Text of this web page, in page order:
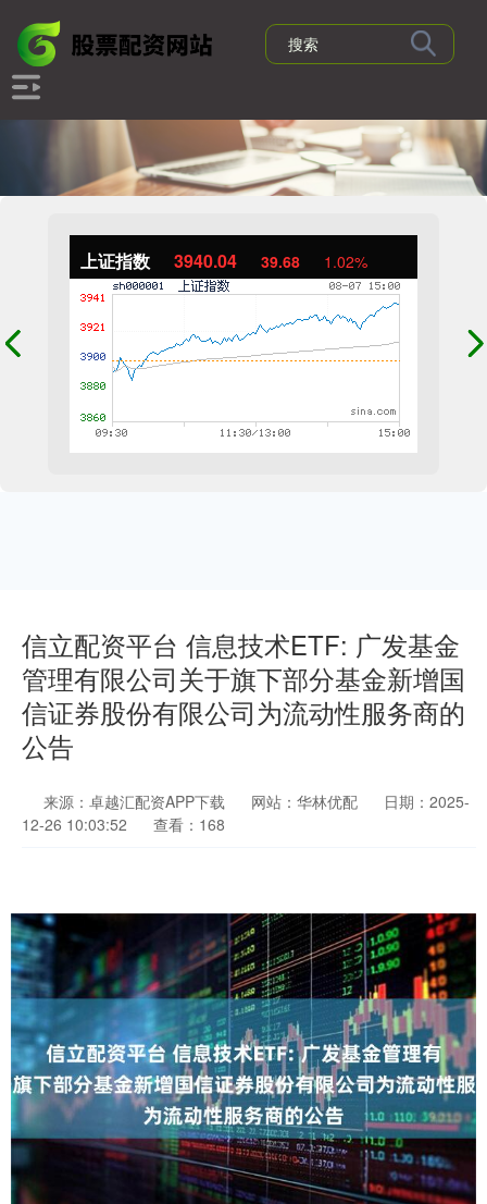
上证指数 3940.04 39.68 1.02%
信立配资平台 信息技术ETF: 广发基金
管理有限公司关于旗下部分基金新增国
信证券股份有限公司为流动性服务商的
公告
来源：卓越汇配资APP下载 网站：华林优配
日期：2025-
12-26 10:03:52
查看：168